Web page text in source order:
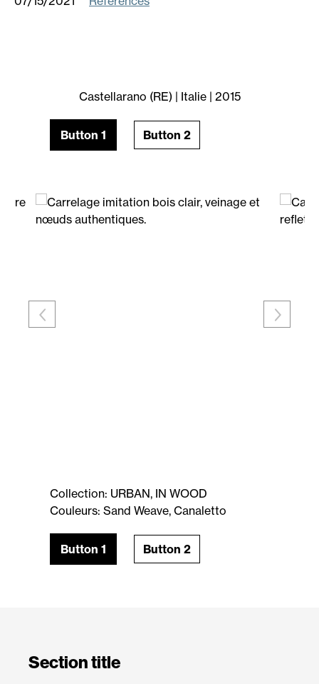
Castellarano (RE) | Italie | 2015
Button 1 Button 2
Collection: URBAN, IN WOOD
Couleurs: Sand Weave, Canaletto
Button 1 Button 2
Section title